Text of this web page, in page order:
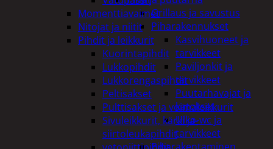
Grillaus ja savustus
Piharakennukset
Kasvihuoneet ja
tarvikkeet
Paviljonkit ja
tarvikkeet
Puutarhavajat ja
katokset
Ulko-wc ja
tarvikkeet
Momenttiavaimet
Nitojat ja niitit
Pihdit ja leikkurit
Kuorintapihdit
Lukkopihdit
Lukkorengaspihdit
Peltisakset
Pulttisakset ja voimaleikkurit
Sivuleikkurit, kärki ja-
siirtoleukapihdit